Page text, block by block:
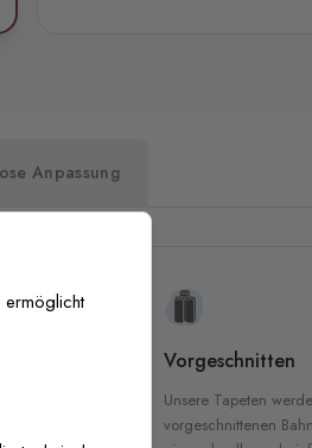
Anpassung
Vorgeschnitten
Unsere Tapeten
vorgeschnittenen
ermöglicht